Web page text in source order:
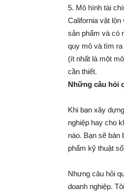
5. Mô hình tài
California vật
sản phẩm và có
quy mô và tìm
(ít nhất là một
cần thiết.
Những câu hỏi
Khi bạn xây
nghiệp hay cho
nào. Bạn sẽ bán
phẩm kỹ thuật
Nhưng câu hỏi
doanh nghiệp.